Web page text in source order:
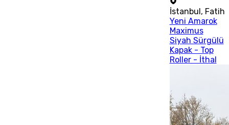
İstanbul, Fatih
Yeni Amarok
Maximus
Siyah Sürgülü
Kapak - Top
Roller - İthal